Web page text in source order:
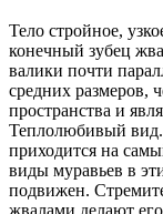
Тело стройное,
конечный зубец
валики почти
средних размеров,
пространства и
Теплолюбивый вид.
приходится на
виды муравьев в
подвижен.